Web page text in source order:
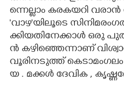
ന്നെ​ല്ലാം​ ​ക​ര​ക​യ​റി​ ​വ​രാ​ൻ​
'വാ​ഴ​"യി​ലൂ​ടെ​
ക്കി​യ​തി​നേ​ക്കാ​ൾ​ ​ഒ​രു​
ൻ​ ​ക​ഴി​ഞ്ഞെ​ന്നാ​ണ്
വൂ​രി​ന​ടു​ത്ത്
യ​ . മ​ക്ക​ൾ​ ​ദേ​വി​ക​ ,​​​